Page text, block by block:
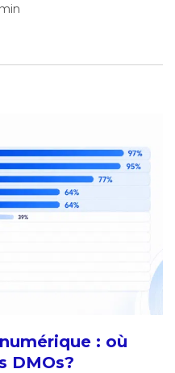
: où
DMOs?